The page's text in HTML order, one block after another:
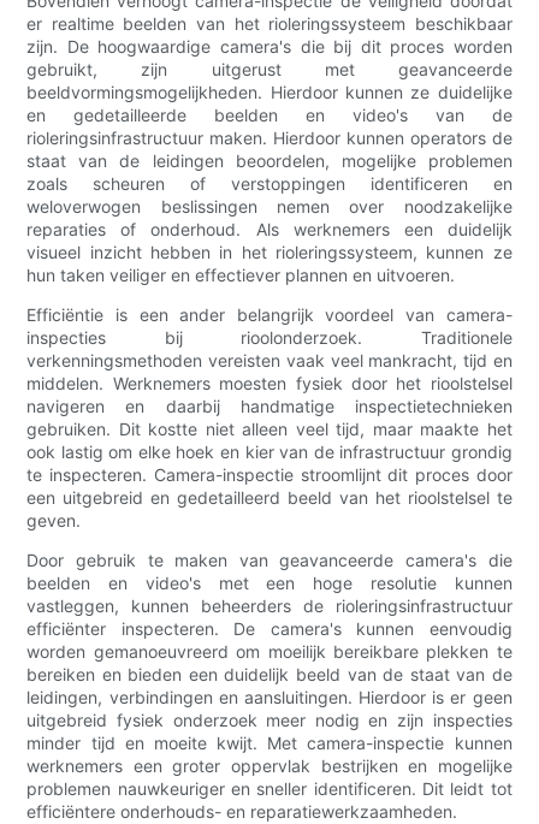
er realtime beelden van het rioleringssysteem beschikbaar
zijn. De hoogwaardige camera's die bij dit proces worden
gebruikt, zijn uitgerust met geavanceerde
beeldvormingsmogelijkheden. Hierdoor kunnen ze duidelijke
en gedetailleerde beelden en video's van de
rioleringsinfrastructuur maken. Hierdoor kunnen operators de
staat van de leidingen beoordelen, mogelijke problemen
zoals scheuren of verstoppingen identificeren en
weloverwogen beslissingen nemen over noodzakelijke
reparaties of onderhoud. Als werknemers een duidelijk
visueel inzicht hebben in het rioleringssysteem, kunnen ze
hun taken veiliger en effectiever plannen en uitvoeren.
Efficiëntie is een ander belangrijk voordeel van camera-
inspecties bij rioolonderzoek. Traditionele
verkenningsmethoden vereisten vaak veel mankracht, tijd en
middelen. Werknemers moesten fysiek door het rioolstelsel
navigeren en daarbij handmatige inspectietechnieken
gebruiken. Dit kostte niet alleen veel tijd, maar maakte het
ook lastig om elke hoek en kier van de infrastructuur grondig
te inspecteren. Camera-inspectie stroomlijnt dit proces door
een uitgebreid en gedetailleerd beeld van het rioolstelsel te
geven.
Door gebruik te maken van geavanceerde camera's die
beelden en video's met een hoge resolutie kunnen
vastleggen, kunnen beheerders de rioleringsinfrastructuur
efficiënter inspecteren. De camera's kunnen eenvoudig
worden gemanoeuvreerd om moeilijk bereikbare plekken te
bereiken en bieden een duidelijk beeld van de staat van de
leidingen, verbindingen en aansluitingen. Hierdoor is er geen
uitgebreid fysiek onderzoek meer nodig en zijn inspecties
minder tijd en moeite kwijt. Met camera-inspectie kunnen
werknemers een groter oppervlak bestrijken en mogelijke
problemen nauwkeuriger en sneller identificeren. Dit leidt tot
efficiëntere onderhouds- en reparatiewerkzaamheden.